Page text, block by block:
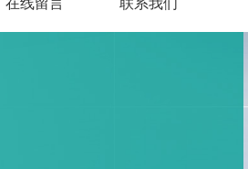
在线留言 联系我们